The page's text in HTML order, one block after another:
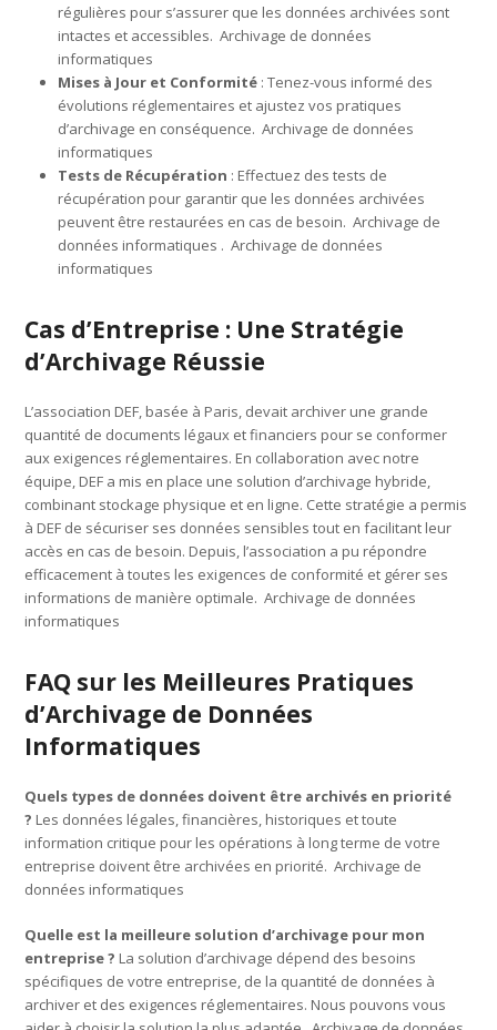
régulières pour s’assurer que les données archivées sont
intactes et accessibles. Archivage de données
informatiques
Mises à Jour et Conformité : Tenez-vous informé des
évolutions réglementaires et ajustez vos pratiques
d’archivage en conséquence. Archivage de données
informatiques
Tests de Récupération : Effectuez des tests de
récupération pour garantir que les données archivées
peuvent être restaurées en cas de besoin. Archivage de
données informatiques . Archivage de données
informatiques
Cas d’Entreprise : Une Stratégie
d’Archivage Réussie
L’association DEF, basée à Paris, devait archiver une grande
quantité de documents légaux et financiers pour se conformer
aux exigences réglementaires. En collaboration avec notre
équipe, DEF a mis en place une solution d’archivage hybride,
combinant stockage physique et en ligne. Cette stratégie a permis
à DEF de sécuriser ses données sensibles tout en facilitant leur
accès en cas de besoin. Depuis, l’association a pu répondre
efficacement à toutes les exigences de conformité et gérer ses
informations de manière optimale. Archivage de données
informatiques
FAQ sur les Meilleures Pratiques
d’Archivage de Données
Informatiques
Quels types de données doivent être archivés en priorité
? Les données légales, financières, historiques et toute
information critique pour les opérations à long terme de votre
entreprise doivent être archivées en priorité. Archivage de
données informatiques
Quelle est la meilleure solution d’archivage pour mon
entreprise ? La solution d’archivage dépend des besoins
spécifiques de votre entreprise, de la quantité de données à
archiver et des exigences réglementaires. Nous pouvons vous